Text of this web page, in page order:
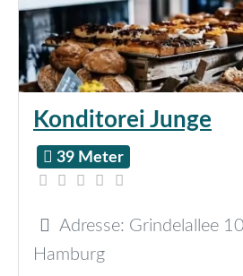
Konditorei Junge
39 Meter
Adresse: Grindelallee
Hamburg